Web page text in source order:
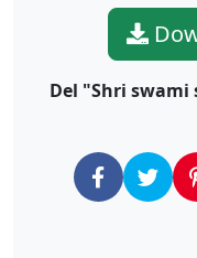
Del "Shri